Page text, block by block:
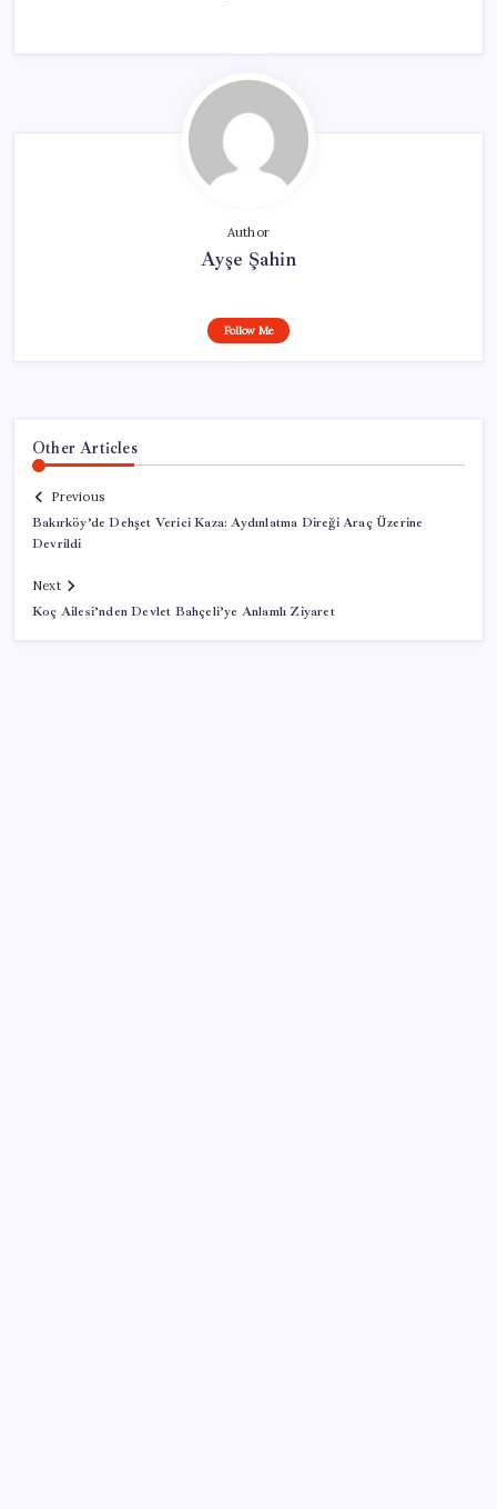
Author
Ayşe Şahin
Follow Me
Other Articles
Previous
Bakırköy’de Dehşet Verici Kaza: Aydınlatma Direği Araç Üzerine
Devrildi
Next
Koç Ailesi’nden Devlet Bahçeli’ye Anlamlı Ziyaret